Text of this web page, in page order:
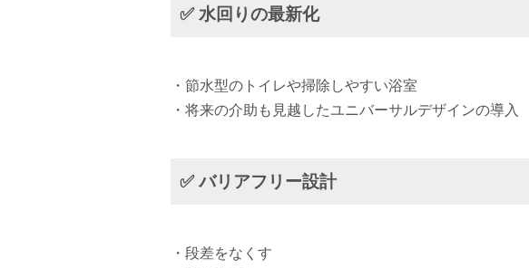
✅ 水回りの最新化
・節水型のトイレや掃除しやすい浴室
・将来の介助も見越したユニバーサルデザインの導入
✅ バリアフリー設計
・段差をなくす